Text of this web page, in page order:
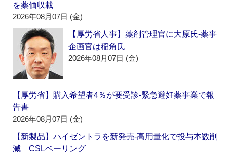
を薬価収載
2026年08月07日 (金)
【厚労省人事】薬剤管理官に大原氏‐薬事
企画官は稲角氏
2026年08月07日 (金)
【厚労省】購入希望者4％が要受診‐緊急避妊薬事業で報
告書
2026年08月07日 (金)
【新製品】ハイゼントラを新発売‐高用量化で投与本数削
減 CSLベーリング